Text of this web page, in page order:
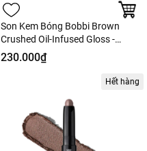
Son Kem Bóng Bobbi Brown
Crushed Oil-Infused Gloss -
Hàng US
230.000₫
Hết hàng